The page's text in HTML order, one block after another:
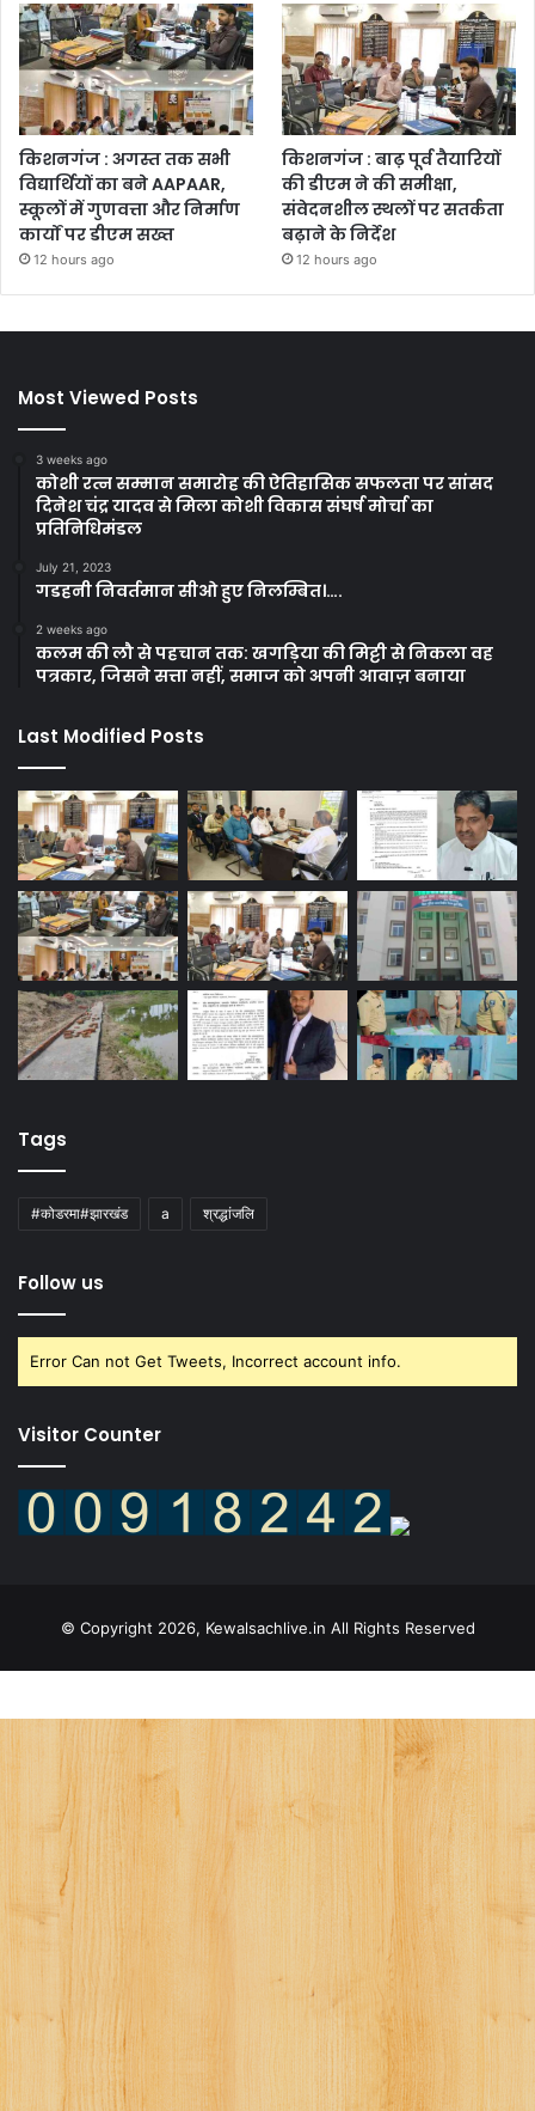
किशनगंज : अगस्त तक सभी
विद्यार्थियों का बने AAPAAR,
स्कूलों में गुणवत्ता और निर्माण
कार्यों पर डीएम सख्त
12 hours ago
किशनगंज : बाढ़ पूर्व तैयारियों
की डीएम ने की समीक्षा,
संवेदनशील स्थलों पर सतर्कता
बढ़ाने के निर्देश
12 hours ago
Most Viewed Posts
3 weeks ago
कोशी रत्न सम्मान समारोह की ऐतिहासिक सफलता पर सांसद
दिनेश चंद्र यादव से मिला कोशी विकास संघर्ष मोर्चा का
प्रतिनिधिमंडल
July 21, 2023
गडहनी निवर्तमान सीओ हुए निलम्बित।….
2 weeks ago
कलम की लौ से पहचान तक: खगड़िया की मिट्टी से निकला वह
पत्रकार, जिसने सत्ता नहीं, समाज को अपनी आवाज़ बनाया
Last Modified Posts
Tags
#कोडरमा#झारखंड a श्रद्धांजलि
Follow us
Error Can not Get Tweets, Incorrect account info.
Visitor Counter
© Copyright 2026, Kewalsachlive.in All Rights Reserved